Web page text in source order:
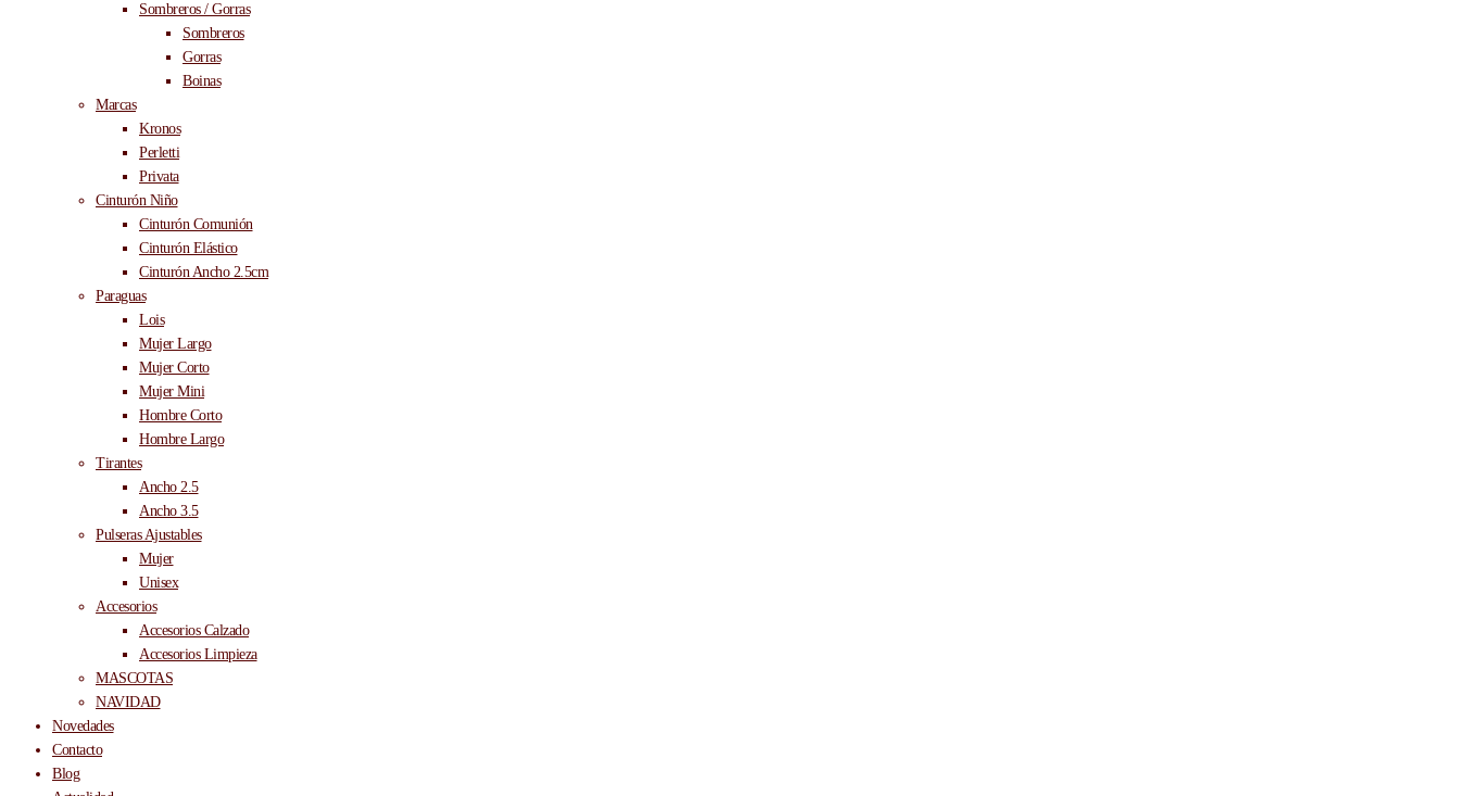
Sombreros / Gorras
Sombreros
Gorras
Boinas
Marcas
Kronos
Perletti
Privata
Cinturón Niño
Cinturón Comunión
Cinturón Elástico
Cinturón Ancho 2.5cm
Paraguas
Lois
Mujer Largo
Mujer Corto
Mujer Mini
Hombre Corto
Hombre Largo
Tirantes
Ancho 2.5
Ancho 3.5
Pulseras Ajustables
Mujer
Unisex
Accesorios
Accesorios Calzado
Accesorios Limpieza
MASCOTAS
NAVIDAD
Novedades
Contacto
Blog